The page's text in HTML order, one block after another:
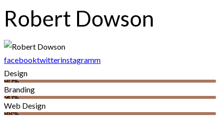
Robert Dowson
facebooktwitterinstagramm
Design
80%
Branding
90%
Web Design
88%